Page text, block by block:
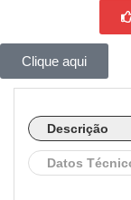
Clique aqui
Descrição
Datos